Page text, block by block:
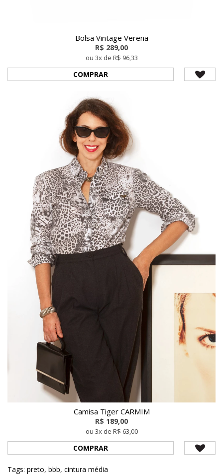
Bolsa Vintage Verena
R$ 289,00
ou 3x de R$ 96,33
COMPRAR
Camisa Tiger CARMIM
R$ 189,00
ou 3x de R$ 63,00
COMPRAR
Tags: preto, bbb, cintura média